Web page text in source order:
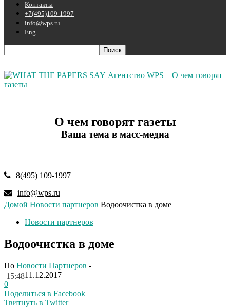
Контакты
+7(495)109-1997
info@wps.ru
Eng
Агентство WPS – О чем говорят
газеты
О чем говорят газеты
Ваша тема в масс-медиа
8(495) 109-1997
info@wps.ru
Домой Новости партнеров Водоочистка в доме
Новости партнеров
Водоочистка в доме
По Новости Партнеров -
11.12.2017
15:48
0
Поделиться в Facebook
Твитнуть в Twitter